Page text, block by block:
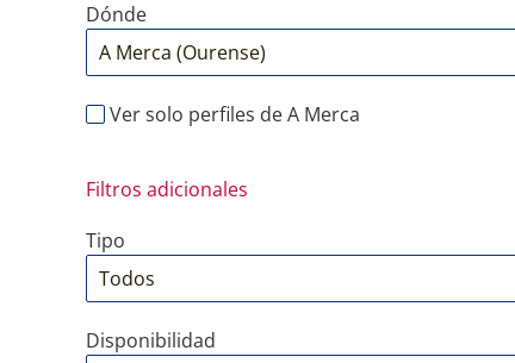
Dónde
Ver solo perfiles de A Merca
Filtros adicionales
Tipo
Disponibilidad